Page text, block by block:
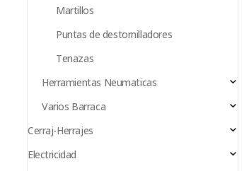
Martillos
Puntas de destornilladores
Tenazas
Herramientas Neumaticas
Varios Barraca
Cerraj-Herrajes
Electricidad